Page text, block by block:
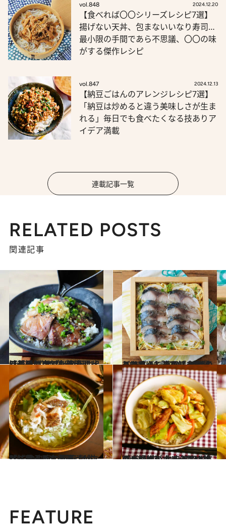
vol.848 2024.12.20
【食べれば〇〇シリーズレシピ7選】
揚げない天丼、包まないいなり寿司…
最小限の手間であら不思議、〇〇の味
がする傑作レシピ
vol.847 2024.12.13
【納豆ごはんのアレンジレシピ7選】
「納豆は炒めると違う美味しさが生ま
れる」毎日でも食べたくなる技ありア
イデア満載
連載記事一覧
RELATED POSTS
関連記事
2022.12.19
【やみつき刺身茶漬けレシピ】 ごまブリのっけ出汁茶漬け サバ、アジ、イワシの刺身でも代用可
グルメ 2023.1.26
スーパーでしめ鯖を発見したら！ 「炙りしめ鯖のっけちらし寿司」 鯖は炙って香ばしさをプラス
グルメ
2023.1.27
【ごちそうお茶漬けレシピ】 白央家の鯛茶漬け 「抹茶入り玄米茶」が抜群に合う！
グルメ 2023.4.17
【ごはんが止まらない絶品レシピ】 白央篤司さんの大好物！ キャベツとさつま揚げのカレー炒め丼
グルメ
FEATURE